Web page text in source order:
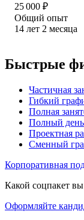
25 000 ₽
Общий опыт
14 лет 2 месяца
Быстрые
Частичная
Гибкий
Полная
Полный день
Проектная
Сменный
Корпоративная
Какой соцпакет
Оформляйте